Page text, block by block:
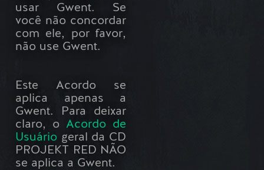
usar Gwent. Se
você não concordar
com ele, por favor,
não use Gwent.
Este Acordo se
aplica apenas a
Gwent. Para deixar
claro, o Acordo de
Usuário geral da CD
PROJEKT RED NÃO
se aplica a Gwent.